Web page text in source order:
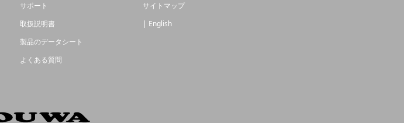
サポート
取扱説明書
製品のデータシート
よくある質問
サイトマップ
| English